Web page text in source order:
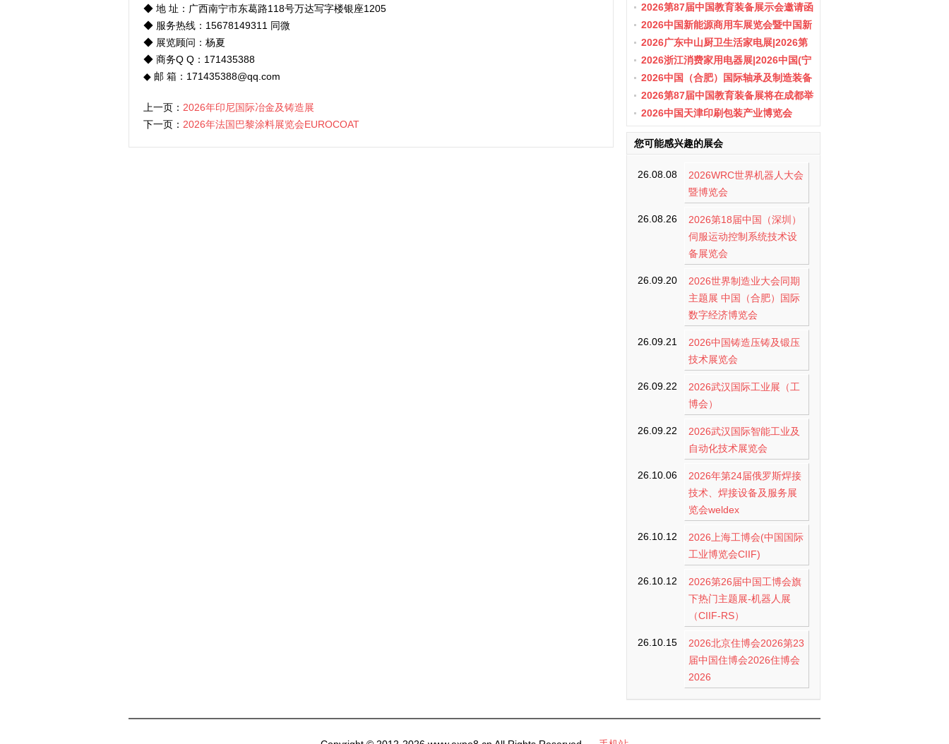
◆ 地 址：广西南宁市东葛路118号万达写字楼银座1205
◆ 服务热线：15678149311 同微
◆ 展览顾问：杨夏
◆ 商务Q Q：171435388
◆ 邮 箱：171435388@qq.com
上一页： 2026年印尼国际冶金及铸造展
下一页： 2026年法国巴黎涂料展览会EUROCOAT
2026第87届中国教育装备展示会邀请函
2026中国新能源商用车展览会暨中国新
能源商用车创新发展与产业融合大会
2026广东中山厨卫生活家电展|2026第
37届中国家电交易会（中山家电展）
2026浙江消费家用电器展|2026中国(宁
波)国际电子消费品及家用电器博览会
2026中国（合肥）国际轴承及制造装备
展览会
2026第87届中国教育装备展将在成都举
办
2026中国天津印刷包装产业博览会
您可能感兴趣的展会
26.08.08
2026WRC世界机器人大会
暨博览会
26.08.26
2026第18届中国（深圳）
伺服运动控制系统技术设
备展览会
26.09.20
2026世界制造业大会同期
主题展 中国（合肥）国际
数字经济博览会
26.09.21
2026中国铸造压铸及锻压
技术展览会
26.09.22
2026武汉国际工业展（工
博会）
26.09.22
2026武汉国际智能工业及
自动化技术展览会
26.10.06
2026年第24届俄罗斯焊接
技术、焊接设备及服务展
览会weldex
26.10.12
2026上海工博会(中国国际
工业博览会CIIF)
26.10.12
2026第26届中国工博会旗
下热门主题展-机器人展
（CIIF-RS）
26.10.15
2026北京住博会2026第23
届中国住博会2026住博会
2026